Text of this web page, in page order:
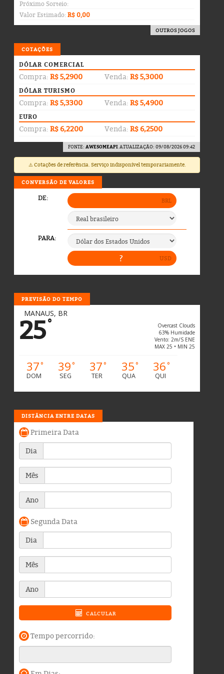
Próximo Sorteio:
Valor Estimado:R$ 0,00
OUTROS JOGOS
COTAÇÕES
DÓLAR COMERCIAL
Compra: R$ 5,2900 Venda: R$ 5,3000
DÓLAR TURISMO
Compra: R$ 5,3300 Venda: R$ 5,4900
EURO
Compra: R$ 6,2200 Venda: R$ 6,2500
FONTE: AWESOMEAPI. ATUALIZAÇÃO: 09/08/2026 09:42
⚠️ Cotações de referência. Serviço indisponível temporariamente.
CONVERSÃO DE VALORES
PREVISÃO DO TEMPO
MANAUS, BR
25°
Overcast Clouds
63% Humidade
Vento: 2m/s ENE
MAX 25 • MIN 25
37°
DOM
39°
SEG
37°
TER
35°
QUA
36°
QUI
DISTÂNCIA ENTRE DATAS